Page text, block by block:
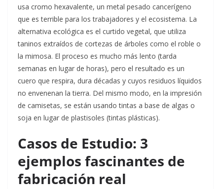
usa cromo hexavalente, un metal pesado cancerígeno
que es terrible para los trabajadores y el ecosistema. La
alternativa ecológica es el curtido vegetal, que utiliza
taninos extraídos de cortezas de árboles como el roble o
la mimosa. El proceso es mucho más lento (tarda
semanas en lugar de horas), pero el resultado es un
cuero que respira, dura décadas y cuyos residuos líquidos
no envenenan la tierra. Del mismo modo, en la impresión
de camisetas, se están usando tintas a base de algas o
soja en lugar de plastisoles (tintas plásticas).
Casos de Estudio: 3
ejemplos fascinantes de
fabricación real